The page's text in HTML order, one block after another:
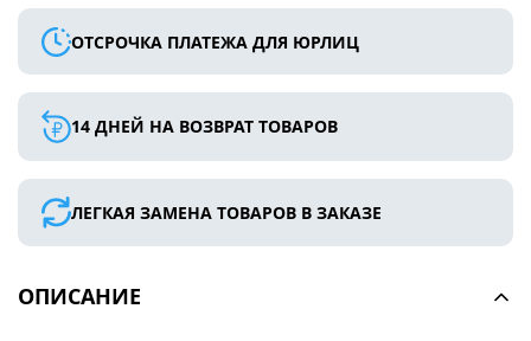
ОТСРОЧКА ПЛАТЕЖА ДЛЯ ЮРЛИЦ
14 ДНЕЙ НА ВОЗВРАТ ТОВАРОВ
ЛЕГКАЯ ЗАМЕНА ТОВАРОВ В ЗАКАЗЕ
ОПИСАНИЕ